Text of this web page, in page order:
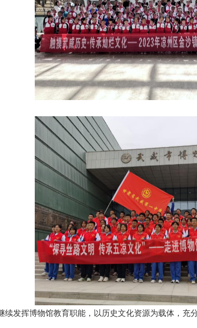
续发挥博物馆教育职能，以历史文化资源为载体，充